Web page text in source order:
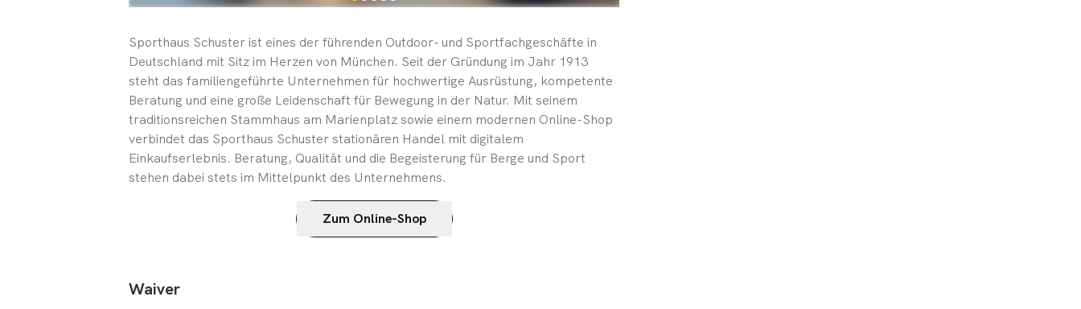
Sporthaus Schuster ist eines der führenden Outdoor- und Sportfachgeschäfte in
Deutschland mit Sitz im Herzen von München. Seit der Gründung im Jahr 1913
steht das familiengeführte Unternehmen für hochwertige Ausrüstung, kompetente
Beratung und eine große Leidenschaft für Bewegung in der Natur. Mit seinem
traditionsreichen Stammhaus am Marienplatz sowie einem modernen Online-Shop
verbindet das Sporthaus Schuster stationären Handel mit digitalem
Einkaufserlebnis. Beratung, Qualität und die Begeisterung für Berge und Sport
stehen dabei stets im Mittelpunkt des Unternehmens.
Zum Online-Shop
Waiver